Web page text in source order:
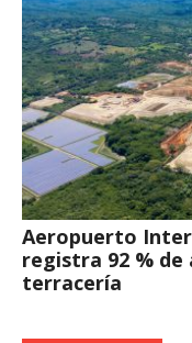
Aeropuerto
registra 92 % de
terracería